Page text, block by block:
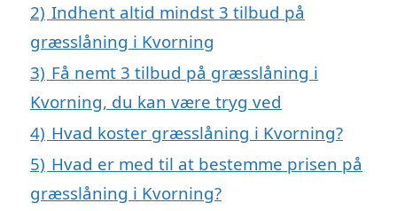
2) Indhent altid mindst 3 tilbud på
græsslåning i Kvorning
3) Få nemt 3 tilbud på græsslåning i
Kvorning, du kan være tryg ved
4) Hvad koster græsslåning i Kvorning?
5) Hvad er med til at bestemme prisen på
græsslåning i Kvorning?